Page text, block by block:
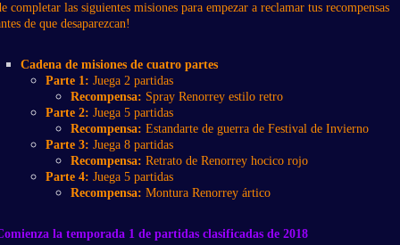
completar las siguientes misiones para empezar a reclamar tus recompensas
de que desaparezcan!
Cadena de misiones de cuatro partes
Parte 1: Juega 2 partidas
Recompensa: Spray Renorrey estilo retro
Parte 2: Juega 5 partidas
Recompensa: Estandarte de guerra de Festival de Invierno
Parte 3: Juega 8 partidas
Recompensa: Retrato de Renorrey hocico rojo
Parte 4: Juega 5 partidas
Recompensa: Montura Renorrey ártico
la temporada 1 de partidas clasificadas de 2018